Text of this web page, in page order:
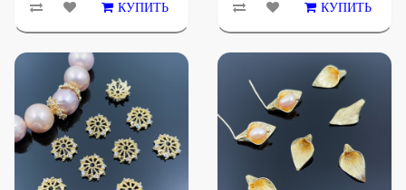
КУПИТЬ КУПИТЬ